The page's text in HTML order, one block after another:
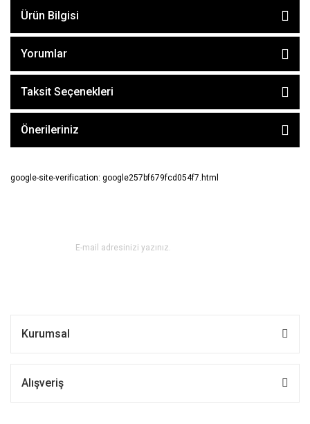
Ürün Bilgisi
Yorumlar
Taksit Seçenekleri
Önerileriniz
google-site-verification: google257bf679fcd054f7.html
Kurumsal
Alışveriş